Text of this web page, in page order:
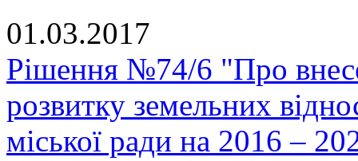
01.03.2017
Рішення №74/6 "Про
розвитку земельних
міської ради на 2016 –